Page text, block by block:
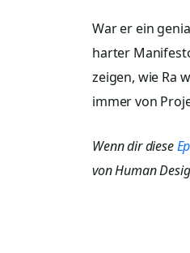
War er ein
harter
zeigen, wie Ra
immer von
Wenn dir diese
von Human